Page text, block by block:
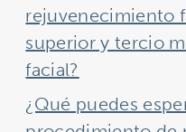
rejuvenecimiento
superior y tercio
facial?
¿Qué puedes